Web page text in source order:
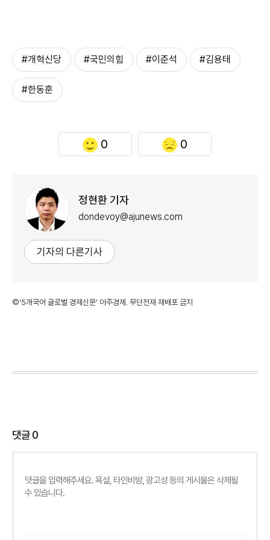
#개혁신당 #국민의힘 #이준석 #김용태
#한동훈
0 0
정현환 기자
dondevoy@ajunews.com
기자의 다른기사
©'5개국어 글로벌 경제신문' 아주경제. 무단전재·재배포 금지
댓글0